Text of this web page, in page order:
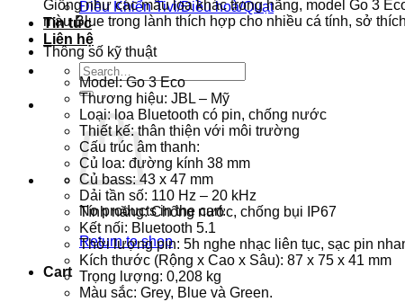
Điều Khiển Tivi/Điều hoà/Quạt
Tin tức
Liên hệ
Search
for:
No products in the cart.
Return to shop
Cart
Giống như các mẫu loa khác trong hãng, model Go 3
màu Blue trong lành thích hợp cho nhiều cá tính, sở
Thông số kỹ thuật
Model: Go 3 Eco
Thương hiệu: JBL – Mỹ
Loại: loa Bluetooth có pin, chống nước
Thiết kế: thân thiện với môi trường
Cấu trúc âm thanh:
Củ loa: đường kính 38 mm
Củ bass: 43 x 47 mm
Dải tần số: 110 Hz – 20 kHz
Tính năng: Chống nước, chống bụi IP67
Kết nối: Bluetooth 5.1
Thời lượng pin: 5h nghe nhạc liên tục, sạc pin
Kích thước (Rộng x Cao x Sâu): 87 x 75 x 41 mm
Trọng lượng: 0,208 kg
Màu sắc: Grey, Blue và Green.